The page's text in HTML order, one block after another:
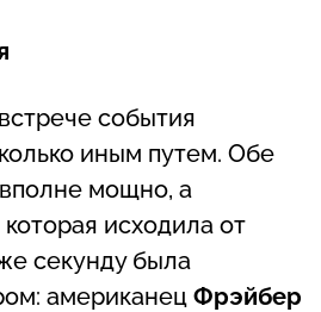
события
иным путем. Обе
мощно, а
исходила от
секунду была
американец Фрэйбер